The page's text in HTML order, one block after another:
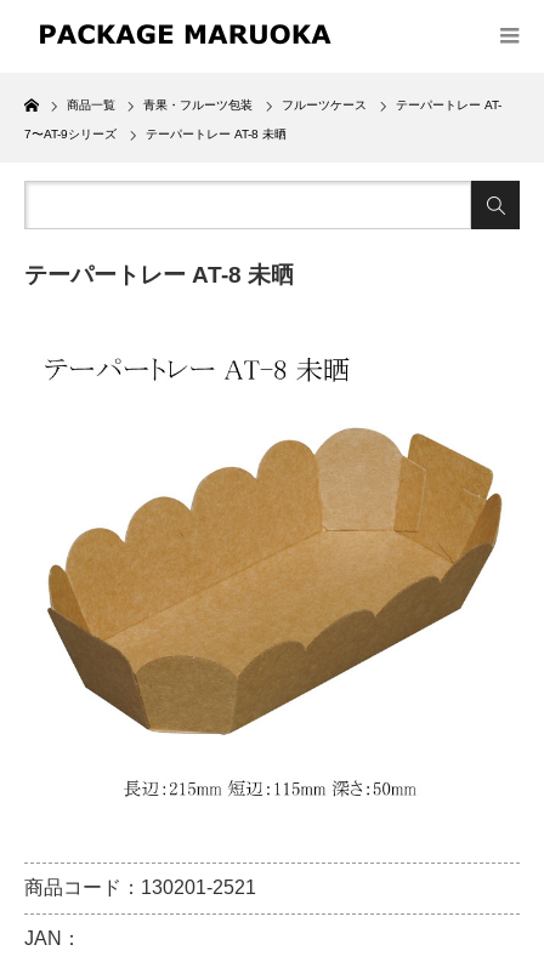
Home
商品一覧 青果・フルーツ包装 フルーツケース テーパートレー AT-
7〜AT-9シリーズ テーパートレー AT-8 未晒
テーパートレー AT-8 未晒
商品コード：130201-2521
JAN：